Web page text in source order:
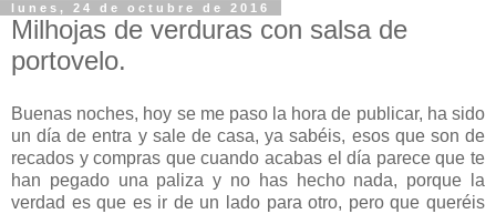
lunes, 24 de octubre de 2016
Milhojas de verduras con salsa de
portovelo.
Buenas noches, hoy se me paso la hora de publicar, ha sido
un día de entra y sale de casa, ya sabéis, esos que son de
recados y compras que cuando acabas el día parece que te
han pegado una paliza y no has hecho nada, porque la
verdad es que es ir de un lado para otro, pero que queréis